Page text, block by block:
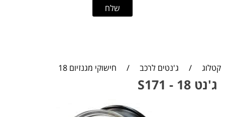
קטלוג / ג'נטים לרכב / חישוקי מגנזיום 18
ג'נט 18 - S171